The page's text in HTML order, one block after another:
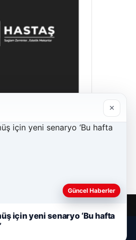
×
Güncel Haberler
için yeni senaryo ‘Bu hafta